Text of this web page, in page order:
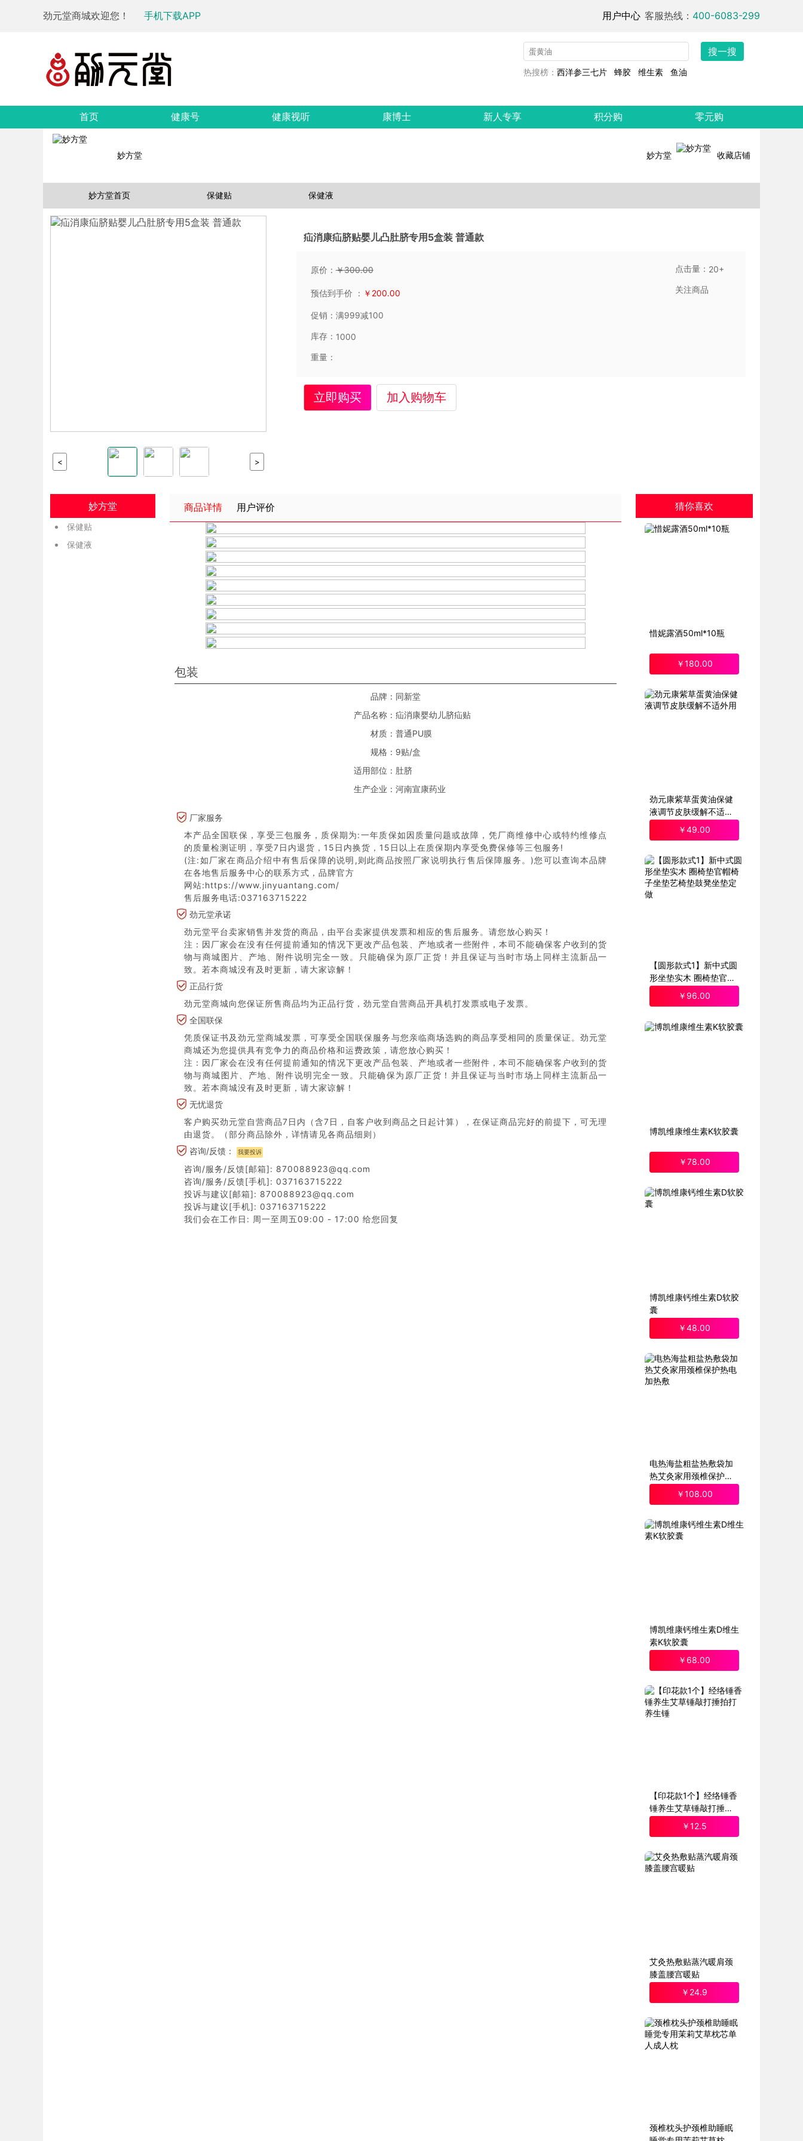
劲元堂商城欢迎您！ 手机下载APP 用户中心 客服热线： 400-6083-299
搜一搜
热搜榜： 西洋参三七片 蜂胶 维生素 鱼油
首页 健康号 健康视听 康博士 新人专享 积分购 零元购
妙方堂 妙方堂 收藏店铺
妙方堂首页 保健贴 保健液
< >
疝消康疝脐贴婴儿凸肚脐专用5盒装 普通款
原价：￥300.00
预估到手价 ： ￥ 200.00
促销： 满999减100
库存： 1000
重量：
点击量： 20+
关注商品
立即购买 加入购物车
妙方堂
保健贴
保健液
商品详情 用户评价
包装
品牌： 同新堂
产品名称： 疝消康婴幼儿脐疝贴
材质： 普通PU膜
规格： 9贴/盒
适用部位： 肚脐
生产企业： 河南宣康药业
厂家服务
本产品全国联保，享受三包服务，质保期为:一年质保如因质量问题或故障，凭厂商维修中心或特约维修点
的质量检测证明，享受7日内退货，15日内换货，15日以上在质保期内享受免费保修等三包服务!
(注:如厂家在商品介绍中有售后保障的说明,则此商品按照厂家说明执行售后保障服务。)您可以查询本品牌
在各地售后服务中心的联系方式，品牌官方
网站:https://www.jinyuantang.com/
售后服务电话:037163715222
劲元堂承诺
劲元堂平台卖家销售并发货的商品，由平台卖家提供发票和相应的售后服务。请您放心购买！
注：因厂家会在没有任何提前通知的情况下更改产品包装、产地或者一些附件，本司不能确保客户收到的货
物与商城图片、产地、附件说明完全一致。只能确保为原厂正货！并且保证与当时市场上同样主流新品一
致。若本商城没有及时更新，请大家谅解！
正品行货
劲元堂商城向您保证所售商品均为正品行货，劲元堂自营商品开具机打发票或电子发票。
全国联保
凭质保证书及劲元堂商城发票，可享受全国联保服务与您亲临商场选购的商品享受相同的质量保证。劲元堂
商城还为您提供具有竞争力的商品价格和运费政策，请您放心购买！
注：因厂家会在没有任何提前通知的情况下更改产品包装、产地或者一些附件，本司不能确保客户收到的货
物与商城图片、产地、附件说明完全一致。只能确保为原厂正货！并且保证与当时市场上同样主流新品一
致。若本商城没有及时更新，请大家谅解！
无忧退货
客户购买劲元堂自营商品7日内（含7日，自客户收到商品之日起计算），在保证商品完好的前提下，可无理
由退货。（部分商品除外，详情请见各商品细则）
咨询/反馈：
我要投诉
咨询/服务/反馈[邮箱]: 870088923@qq.com
咨询/服务/反馈[手机]: 037163715222
投诉与建议[邮箱]: 870088923@qq.com
投诉与建议[手机]: 037163715222
我们会在工作日: 周一至周五09:00 - 17:00 给您回复
猜你喜欢
惜妮露酒50ml*10瓶
￥180.00
劲元康紫草蛋黄油保健
液调节皮肤缓解不适外
用
￥49.00
【圆形款式1】新中式圆
形坐垫实木 圈椅垫官帽
椅子坐垫艺椅垫鼓凳坐
垫定做
￥ 96.00
博凯维康维生素K软胶囊
￥78.00
博凯维康钙维生素D软胶
囊
￥48.00
电热海盐粗盐热敷袋加
热艾灸家用颈椎保护热
电加热敷
￥108.00
博凯维康钙维生素D维生
素K软胶囊
￥ 68.00
【印花款1个】经络锤香
锤养生艾草锤敲打捶拍
打养生锤
￥12.5
艾灸热敷贴蒸汽暖肩颈
膝盖腰宫暖贴
￥ 24.9
颈椎枕头护颈椎助睡眠